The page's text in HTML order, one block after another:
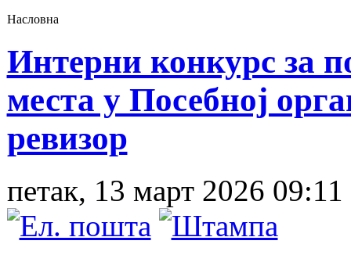
Насловна
Интерни конкурс за
места у Посебној
ревизор
петак, 13 март 2026 09:11